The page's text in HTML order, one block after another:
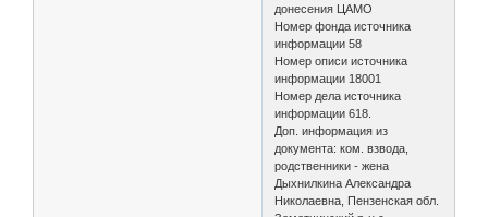
донесения ЦАМО
Номер фонда источника
информации 58
Номер описи источника
информации 18001
Номер дела источника
информации 618.
Доп. информация из
документа: ком. взвода,
родственники - жена
Дыхнилкина Александра
Николаевна, Пензенская обл.